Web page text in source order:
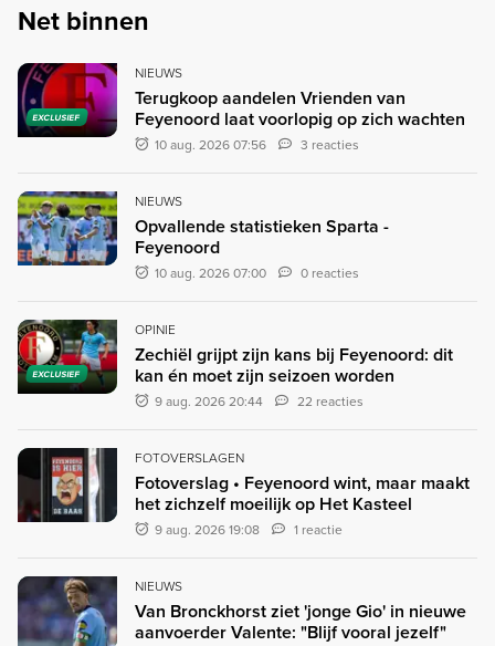
Net binnen
EXCLUSIEF
NIEUWS
Terugkoop aandelen Vrienden van
Feyenoord laat voorlopig op zich wachten
10 aug. 2026 07:56 3 reacties
NIEUWS
Opvallende statistieken Sparta -
Feyenoord
10 aug. 2026 07:00 0 reacties
EXCLUSIEF
OPINIE
Zechiël grijpt zijn kans bij Feyenoord: dit
kan én moet zijn seizoen worden
9 aug. 2026 20:44 22 reacties
FOTOVERSLAGEN
Fotoverslag • Feyenoord wint, maar maakt
het zichzelf moeilijk op Het Kasteel
9 aug. 2026 19:08 1 reactie
NIEUWS
Van Bronckhorst ziet 'jonge Gio' in nieuwe
aanvoerder Valente: "Blijf vooral jezelf"